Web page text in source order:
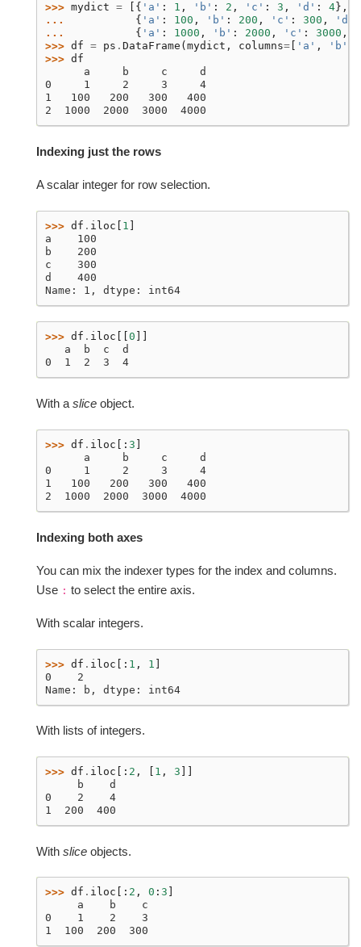
>>> mydict = [{ 'a' : 1 , 'b' : 2 , 'c' : 3 , 'd' : 4 },
...
{ 'a' : 100 , 'b' : 200 , 'c' : 300 , 'd'
...
{ 'a' : 1000 , 'b' : 2000 , 'c' : 3000 ,
>>> df = ps . DataFrame ( mydict , columns= 'a' , 'b'
>>> df
      a     b     c     d
0     1     2     3     4
1   100   200   300   400
2  1000  2000  3000  4000
Indexing just the rows
A scalar integer for row selection.
>>> df . iloc 1
a    100
b    200
c    300
d    400
Name: 1, dtype: int64
>>> df . iloc 0
   a  b  c  d
0  1  2  3  4
With a slice object.
>>> df . iloc [: 3
      a     b     c     d
0     1     2     3     4
1   100   200   300   400
2  1000  2000  3000  4000
Indexing both axes
You can mix the indexer types for the index and columns.
Use : to select the entire axis.
With scalar integers.
>>> df . iloc [: 1 , 1 ]
0    2
Name: b, dtype: int64
With lists of integers.
>>> df . iloc [: 2 , 1 , 3
     b    d
0    2    4
1  200  400
With slice objects.
>>> df . iloc [: 2 , 0 : 3
     a    b    c
0    1    2    3
1  100  200  300